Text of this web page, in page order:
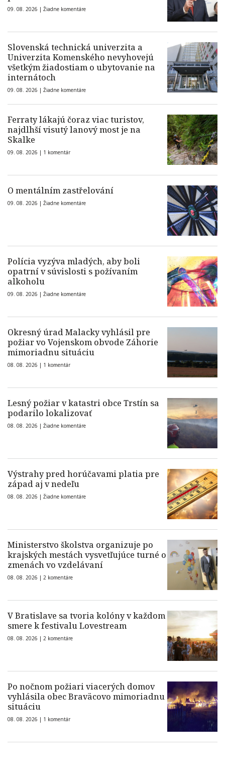
09. 08. 2026 | Žiadne komentáre
Slovenská technická univerzita a
Univerzita Komenského nevyhovejú
všetkým žiadostiam o ubytovanie na
internátoch
09. 08. 2026 | Žiadne komentáre
Ferraty lákajú čoraz viac turistov,
najdlhší visutý lanový most je na
Skalke
09. 08. 2026 | 1 komentár
O mentálním zastřelování
09. 08. 2026 | Žiadne komentáre
Polícia vyzýva mladých, aby boli
opatrní v súvislosti s požívaním
alkoholu
09. 08. 2026 | Žiadne komentáre
Okresný úrad Malacky vyhlásil pre
požiar vo Vojenskom obvode Záhorie
mimoriadnu situáciu
08. 08. 2026 | 1 komentár
Lesný požiar v katastri obce Trstín sa
podarilo lokalizovať
08. 08. 2026 | Žiadne komentáre
Výstrahy pred horúčavami platia pre
západ aj v nedeľu
08. 08. 2026 | Žiadne komentáre
Ministerstvo školstva organizuje po
krajských mestách vysvetľujúce turné o
zmenách vo vzdelávaní
08. 08. 2026 | 2 komentáre
V Bratislave sa tvoria kolóny v každom
smere k festivalu Lovestream
08. 08. 2026 | 2 komentáre
Po nočnom požiari viacerých domov
vyhlásila obec Braväcovo mimoriadnu
situáciu
08. 08. 2026 | 1 komentár